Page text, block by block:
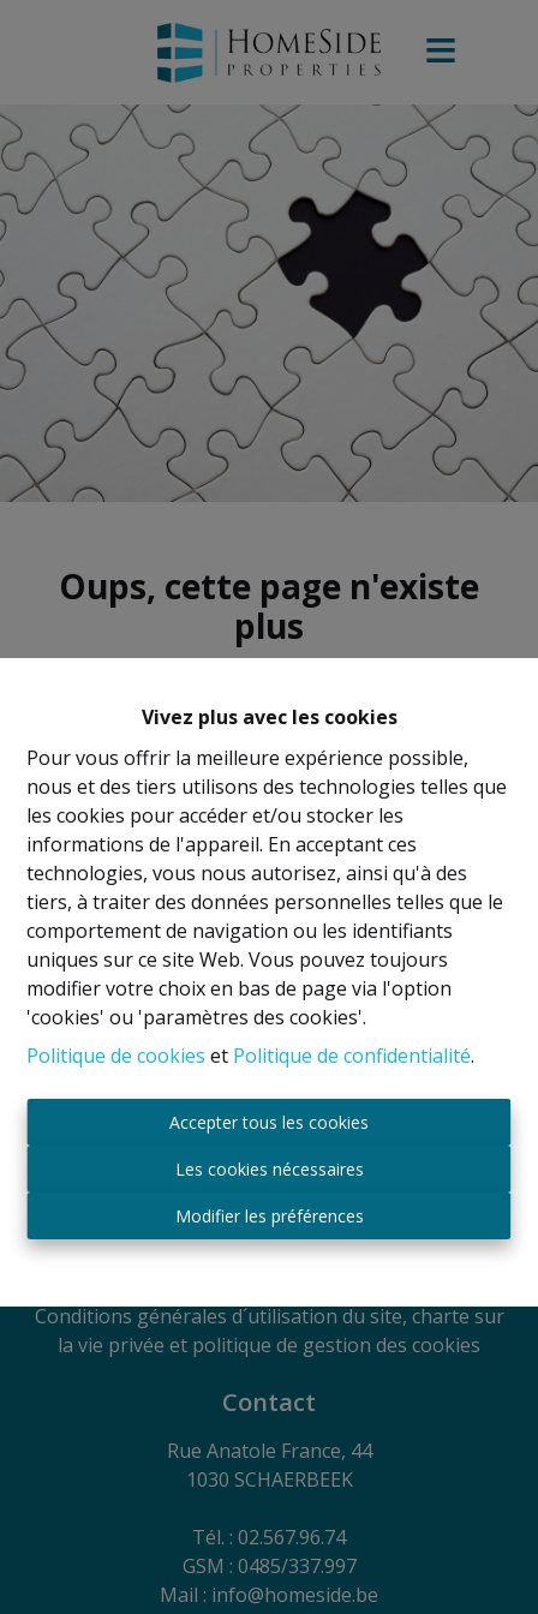
Vivez plus avec les cookies
Pour vous offrir la meilleure expérience possible,
nous et des tiers utilisons des technologies telles que
les cookies pour accéder et/ou stocker les
informations de l'appareil. En acceptant ces
technologies, vous nous autorisez, ainsi qu'à des
tiers, à traiter des données personnelles telles que le
comportement de navigation ou les identifiants
uniques sur ce site Web. Vous pouvez toujours
modifier votre choix en bas de page via l'option
'cookies' ou 'paramètres des cookies'.
Politique de cookies et Politique de confidentialité.
Accepter tous les cookies
Les cookies nécessaires
Modifier les préférences
Oups, cette page n'existe
plus
À Vendre À Louer
Mentions légales
Titulaire IPI: David GUNEL
Agent immobilier intermédiaire et régisseur
Rue du Luxembourg 16B, 1000 Bruxelles, Belgique
du 29juin 2018
RC Professionnelle et Cautionnement via Axa
Conditions générales d´utilisation du site, charte sur
la vie privée et politique de gestion des cookies
Contact
Rue Anatole France, 44
1030 SCHAERBEEK
Tél. : 02.567.96.74
GSM : 0485/337.997
Mail : info@homeside.be